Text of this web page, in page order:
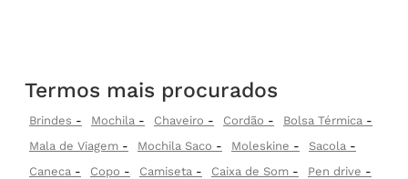
Termos mais procurados
Brindes Mochila Chaveiro Cordão
Bolsa Térmica
Mala de Viagem
Mochila Saco Moleskine
Sacola
Caneca
Copo Camiseta Caixa de Som
Pen drive